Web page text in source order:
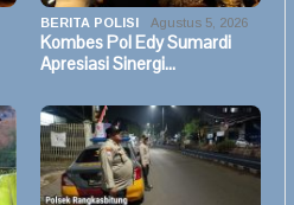
BERITA POLISI Agustus 5, 2026
Kombes Pol Edy Sumardi
Apresiasi Sinergi…